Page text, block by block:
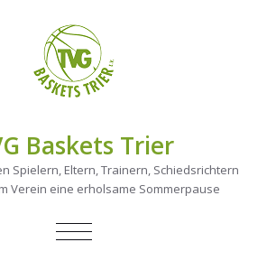
Baskets Trier
Spielern, Eltern, Trainern, Schiedsrichtern
Verein eine erholsame Sommerpause
NAVIGATION